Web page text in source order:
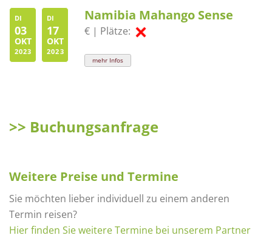
DI
03
OKT
2023
DI
17
OKT
2023
Namibia Mahango Sense
€ | Plätze:
mehr Infos
>> Buchungsanfrage
Weitere Preise und Termine
Sie möchten lieber individuell zu einem anderen
Termin reisen?
Hier finden Sie weitere Termine bei unserem Partner